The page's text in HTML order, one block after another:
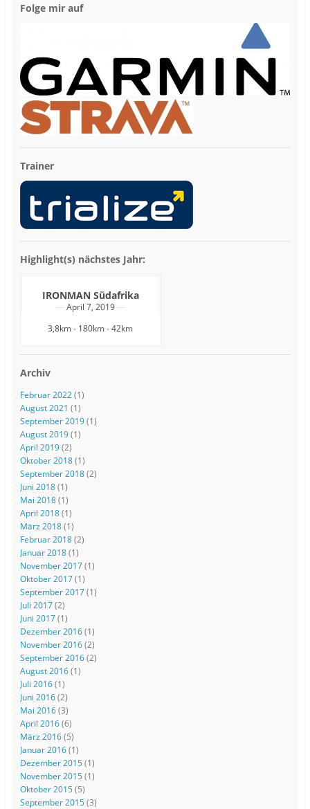
Folge mir auf
Trainer
Highlight(s) nächstes Jahr:
IRONMAN Südafrika
April 7, 2019
3,8km - 180km - 42km
Archiv
Februar 2022(1)
August 2021 (1)
September 2019(1)
August 2019(1)
April 2019(2)
Oktober 2018(1)
September 2018(2)
Juni 2018(1)
Mai 2018(1)
April 2018(1)
März 2018(1)
Februar 2018(2)
Januar 2018(1)
November 2017(1)
Oktober 2017(1)
September 2017(1)
Juli 2017(2)
Juni 2017(1)
Dezember 2016(1)
November 2016(2)
September 2016(2)
August 2016(1)
Juli 2016(1)
Juni 2016(2)
Mai 2016(3)
April 2016(6)
März 2016(5)
Januar 2016(1)
Dezember 2015(1)
November 2015(1)
Oktober 2015(5)
September 2015(3)